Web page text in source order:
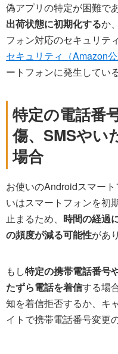
偽アプリの特定が困難で
出荷状態に初期化するか
フォン対応のセキュリテ
セキュリティ（Amazon公
ートフォンに発生してい
特定の電話番
傷、SMSやい
場合
お使いのAndroidスマー
いはスマートフォンを初
止まるため、 時間の経過
の頻度が減る可能性があ
もし特定の携帯電話番号
たずら電話を着信する場
知を着信拒否するか、キ
イトで携帯電話番号変更